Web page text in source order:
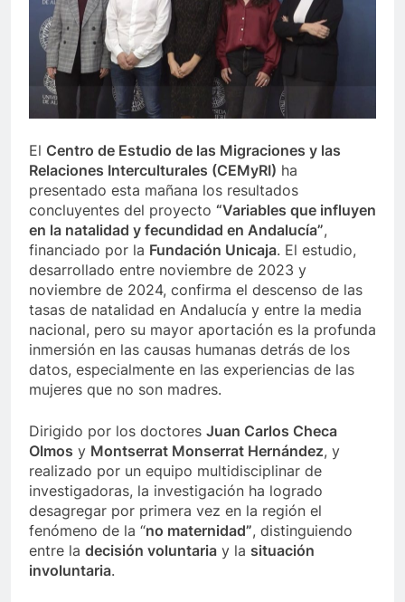
El Centro de Estudio de las Migraciones y las
Relaciones Interculturales (CEMyRI) ha
presentado esta mañana los resultados
concluyentes del proyecto “Variables que influyen
en la natalidad y fecundidad en Andalucía”,
financiado por la Fundación Unicaja. El estudio,
desarrollado entre noviembre de 2023 y
noviembre de 2024, confirma el descenso de las
tasas de natalidad en Andalucía y entre la media
nacional, pero su mayor aportación es la profunda
inmersión en las causas humanas detrás de los
datos, especialmente en las experiencias de las
mujeres que no son madres.
Dirigido por los doctores Juan Carlos Checa
Olmos y Montserrat Monserrat Hernández, y
realizado por un equipo multidisciplinar de
investigadoras, la investigación ha logrado
desagregar por primera vez en la región el
fenómeno de la “no maternidad”, distinguiendo
entre la decisión voluntaria y la situación
involuntaria.